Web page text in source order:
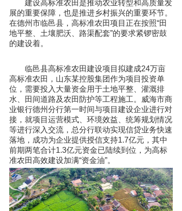
建设高标准农田是推动农业转型和高质量发
展的重要保障，也是推进乡村振兴的重要环节。
在德州市临邑县，高标准农田项目正在按照“田
地平整、土壤肥沃、路渠配套”的要求紧锣密鼓
的建设着。
临邑县高标准农田建设项目拟建成24万亩
高标准农田，山东某控股集团作为项目投资单
位，需要投入大量资金用于土地平整、灌溉排
水、田间道路及农田防护等工程施工。威海市商
业银行德州分行第一时间与项目建设企业进行对
接，就项目运营模式、环境效益、统筹规划情况
等进行深入交流，总分行联动实现信贷业务快速
落地，成功为企业提供授信支持1.7亿元，其中
前期两笔合计1.3亿元资金已陆续到位，为高标
准农田高效建设加满“资金油”。